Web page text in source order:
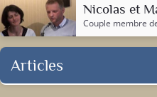
Nicolas et
Couple membre
Articles